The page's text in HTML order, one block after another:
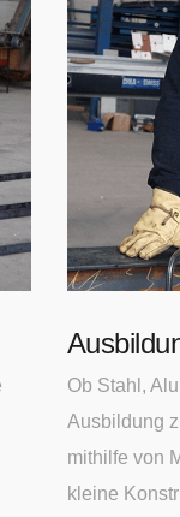
Ob Stahl,
Ausbildung
mithilfe von
kleine